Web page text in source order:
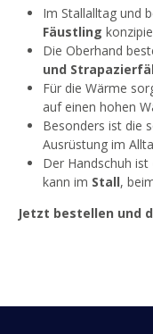
Im Stallalltag und
Fäustling
Die Oberhand
und
Für die Wärme
auf einen hohen
Besonders ist die
Ausrüstung im
Der Handschuh ist
kann im Stall,
Jetzt bestellen und